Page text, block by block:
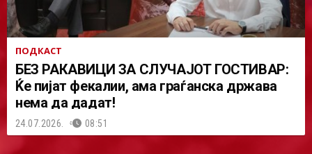
ПОДКАСТ
БЕЗ РАКАВИЦИ ЗА СЛУЧАЈОТ ГОСТИВАР:
Ќе пијат фекалии, ама граѓанска држава
нема да дадат!
24.07.2026. 08:51